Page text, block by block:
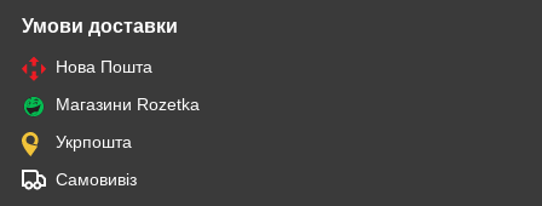
Умови доставки
Нова Пошта
Магазини Rozetka
Укрпошта
Самовивіз